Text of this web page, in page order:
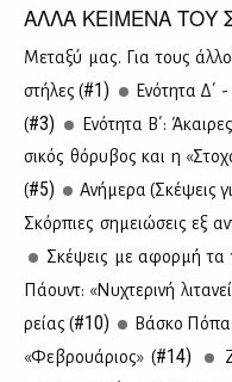
ΑΛΛΑ ΚΕΙΜΕΝΑ ΤΟΥ
Με­τα­ξύ μας. Για τους
στή­λες (#1) Ενό­τη­τα Δ΄
(#3) Ενό­τη­τα Β΄:
σι­κός θό­ρυ­βος και η
(#5) Ανή­με­ρα (Σκέ­ψεις
Σκόρ­πιες ση­μειώ­σεις εξ
Σκέ­ψεις με αφορ­μή τα
Πά­ουντ: «Νυ­χτε­ρι­νή
ρεί­ας (#10) Βά­σκο
«Φε­βρουά­ριος» (#14)